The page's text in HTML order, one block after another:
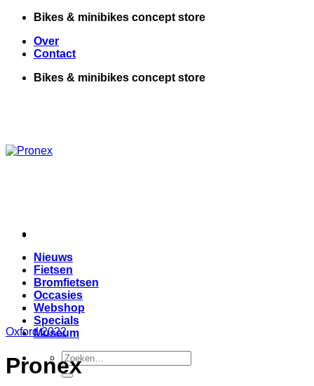
inhoud
Bikes & minibikes concept store
Over
Contact
Bikes & minibikes concept store
Nieuws
Fietsen
Bromfietsen
Occasies
Webshop
Specials
Museum
Zoeken
naar:
Oxford 2022
Pronex